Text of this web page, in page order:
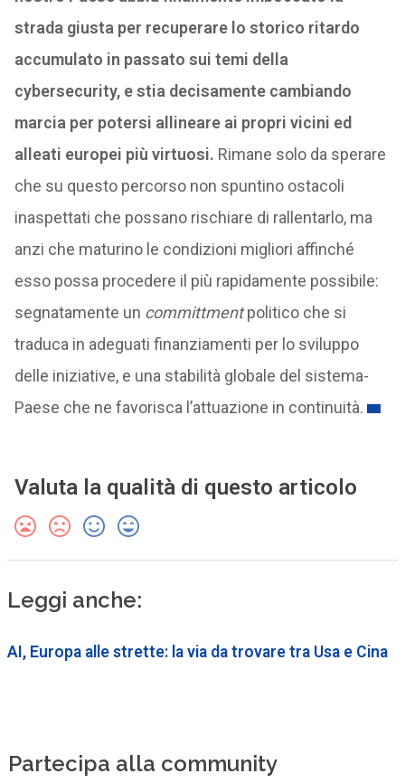
strada giusta per recuperare lo storico ritardo
accumulato in passato sui temi della
cybersecurity, e stia decisamente cambiando
marcia per potersi allineare ai propri vicini ed
alleati europei più virtuosi. Rimane solo da sperare
che su questo percorso non spuntino ostacoli
inaspettati che possano rischiare di rallentarlo, ma
anzi che maturino le condizioni migliori affinché
esso possa procedere il più rapidamente possibile:
segnatamente un committmentpolitico che si
traduca in adeguati finanziamenti per lo sviluppo
delle iniziative, e una stabilità globale del sistema-
Paese che ne favorisca l’attuazione in continuità.
Valuta la qualità di questo articolo
Leggi anche:
AI, Europa alle strette: la via da trovare tra Usa e Cina
Partecipa alla community